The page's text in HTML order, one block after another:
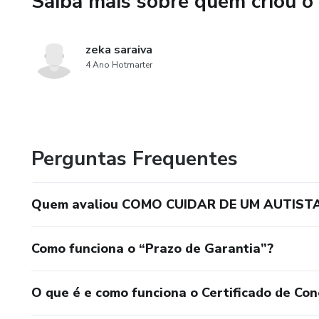
Técnicas de comunicação
Ferramentas visuais para
Entendendo a
Estratégias para lidar com
zeka saraiva
4 Ano Hotmarter
Perguntas Frequentes
Quem avaliou COMO CUIDAR DE UM
Como funciona o “Prazo de Garantia”?
O que é e como funciona o Certificado de